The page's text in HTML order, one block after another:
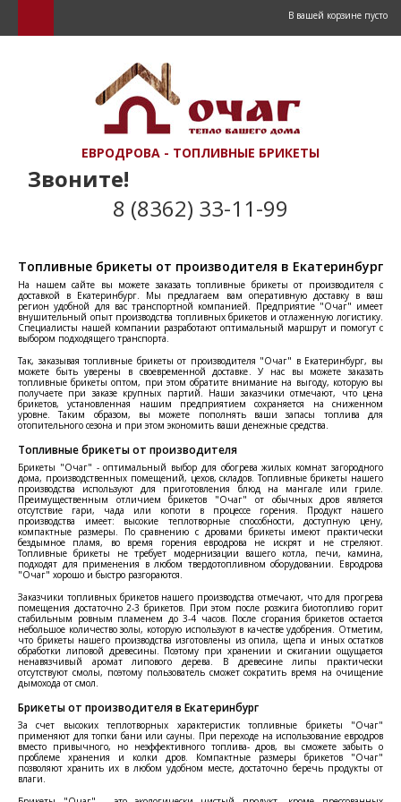
В вашей корзине пусто
ЕВРОДРОВА - ТОПЛИВНЫЕ БРИКЕТЫ
Звоните!
8 (8362) 33-11-99
Топливные брикеты от производителя в Екатеринбург
На нашем сайте вы можете заказать топливные брикеты от производителя с
доставкой в Екатеринбург. Мы предлагаем вам оперативную доставку в ваш
регион удобной для вас транспортной компанией. Предприятие "Очаг" имеет
внушительный опыт производства топливных брикетов и отлаженную логистику.
Специалисты нашей компании разработают оптимальный маршрут и помогут с
выбором подходящего транспорта.
Так, заказывая топливные брикеты от производителя "Очаг" в Екатеринбург, вы
можете быть уверены в своевременной доставке. У нас вы можете заказать
топливные брикеты оптом, при этом обратите внимание на выгоду, которую вы
получаете при заказе крупных партий. Наши заказчики отмечают, что цена
брикетов, установленная нашим предприятием сохраняется на сниженном
уровне. Таким образом, вы можете пополнять ваши запасы топлива для
отопительного сезона и при этом экономить ваши денежные средства.
Топливные брикеты от производителя
Брикеты "Очаг" - оптимальный выбор для обогрева жилых комнат загородного
дома, производственных помещений, цехов, складов. Топливные брикеты нашего
производства используют для приготовления блюд на мангале или гриле.
Преимущественным отличием брикетов "Очаг" от обычных дров является
отсутствие гари, чада или копоти в процессе горения. Продукт нашего
производства имеет: высокие теплотворные способности, доступную цену,
компактные размеры. По сравнению с дровами брикеты имеют практически
бездымное пламя, во время горения евродрова не искрят и не стреляют.
Топливные брикеты не требует модернизации вашего котла, печи, камина,
подходят для применения в любом твердотопливном оборудовании. Евродрова
"Очаг" хорошо и быстро разгораются.
Заказчики топливных брикетов нашего производства отмечают, что для прогрева
помещения достаточно 2-3 брикетов. При этом после розжига биотопливо горит
стабильным ровным пламенем до 3-4 часов. После сгорания брикетов остается
небольшое количество золы, которую используют в качестве удобрения. Отметим,
что брикеты нашего производства изготовлены из опила, щепа и иных остатков
обработки липовой древесины. Поэтому при хранении и сжигании ощущается
ненавязчивый аромат липового дерева. В древесине липы практически
отсутствуют смолы, поэтому пользователь сможет сократить время на очищение
дымохода от смол.
Брикеты от производителя в Екатеринбург
За счет высоких теплотворных характеристик топливные брикеты "Очаг"
применяют для топки бани или сауны. При переходе на использование евродров
вместо привычного, но неэффективного топлива- дров, вы сможете забыть о
проблеме хранения и колки дров. Компактные размеры брикетов "Очаг"
позволяют хранить их в любом удобном месте, достаточно беречь продукты от
влаги.